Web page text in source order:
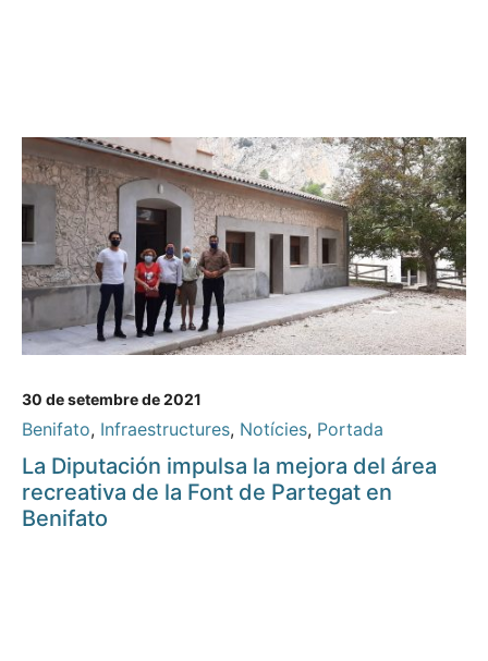
30 de setembre de 2021
Benifato, Infraestructures, Notícies, Portada
La Diputación impulsa la mejora del área
recreativa de la Font de Partegat en
Benifato